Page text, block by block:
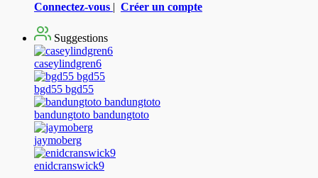
Connectez-vous | Créer un compte
Suggestions
caseylindgren6
bgd55 bgd55
bandungtoto bandungtoto
jaymoberg
enidcranswick9